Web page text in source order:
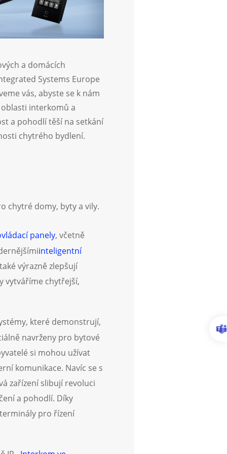
a domácích
Systems Europe
vás, abyste se k nám
interkomů a
a pohodlí těší na setkání
chytrého bydlení.
chytré domy, byty a vily.
panely, včetně
inteligentní
výrazně zlepšují
vytváříme chytřejší,
které demonstrují,
navrženy pro bytové
si mohou užívat
komunikace. Navíc se s
zařízení slibují revoluci
a pohodlí. Díky
pro řízení